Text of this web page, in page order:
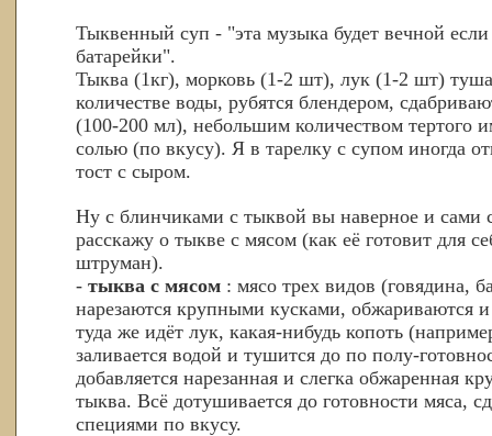
Тыквенный суп - "эта музыка будет вечной
батарейки".
Тыква (1кг), морковь (1-2 шт), лук (1-2 шт)
количестве воды, рубятся блендером,
(100-200 мл), небольшим количеством тертого
солью (по вкусу). Я в тарелку с супом иногда
тост с сыром.
Ну с блинчиками с тыквой вы наверное и сами
расскажу о тыкве с мясом (как её готовит для
штруман).
- тыква с мясом : мясо трех видов (говядина,
нарезаются крупными кусками, обжариваются и
туда же идёт лук, какая-нибудь копоть
заливается водой и тушится до по полу-
добавляется нарезанная и слегка обжаренная
тыква. Всё дотушивается до готовности мяса,
специями по вкусу.